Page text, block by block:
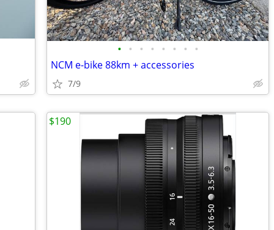
• • • • • • • •
NCM e-bike 88km + accessories
7/9
$190